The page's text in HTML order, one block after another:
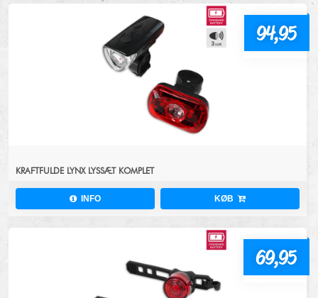
KRAFTFULDE LYNX LYSSÆT KOMPLET
INFO KØB
94,95
69,95